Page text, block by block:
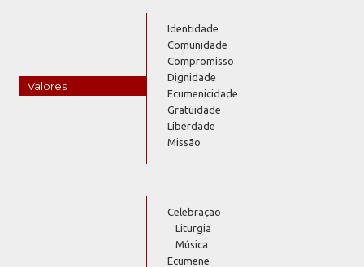
Valores
Identidade
Comunidade
Compromisso
Dignidade
Ecumenicidade
Gratuidade
Liberdade
Missão
Celebração
Liturgia
Música
Ecumene